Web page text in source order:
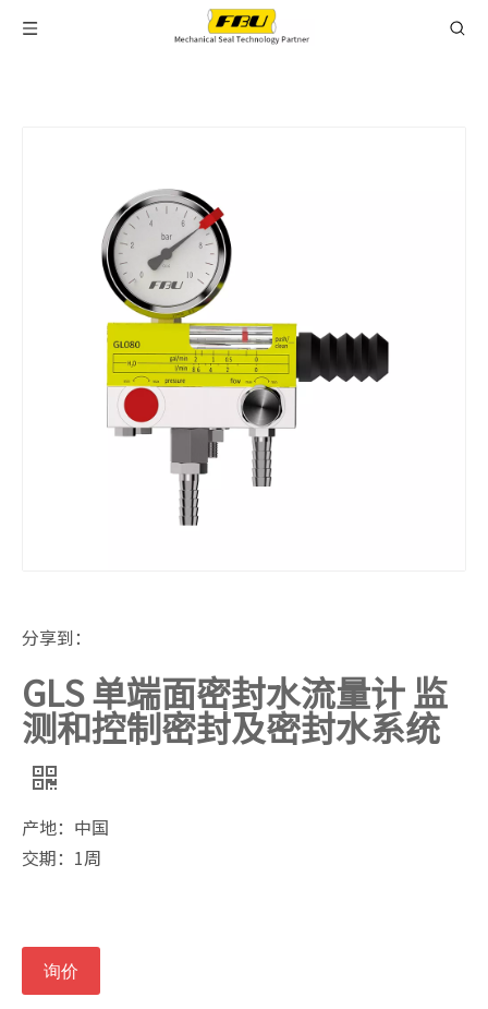
分享到：
GLS 单端面密封水流量计 监
测和控制密封及密封水系统
产地：中国
交期：1周
询价